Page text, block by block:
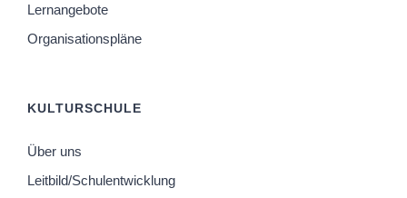
Lernangebote
Organisationspläne
KULTURSCHULE
Über uns
Leitbild/Schulentwicklung